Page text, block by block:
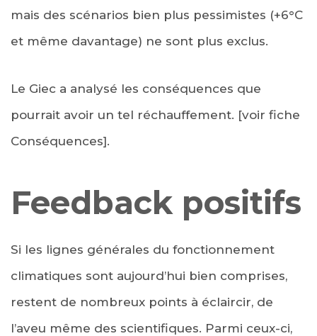
mais des scénarios bien plus pessimistes (+6°C
et même davantage) ne sont plus exclus.
Le Giec a analysé les conséquences que
pourrait avoir un tel réchauffement. [voir fiche
Conséquences].
Feedback positifs
Si les lignes générales du fonctionnement
climatiques sont aujourd’hui bien comprises,
restent de nombreux points à éclaircir, de
l’aveu même des scientifiques. Parmi ceux-ci,